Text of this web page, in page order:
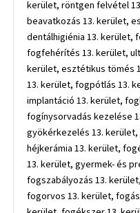
kerület, röntgen felvétel
beavatkozás 13. kerület,
dentálhigiénia 13. kerület,
fogfehérítés 13. kerület,
kerület, esztétikus tömés
13. kerület, fogpótlás 13.
implantáció 13. kerület,
fogínysorvadás kezelése
gyökérkezelés 13. kerület,
héjkerámia 13. kerület,
13. kerület, gyermek- és
fogszabályozás 13.
fogorvos 13. kerület,